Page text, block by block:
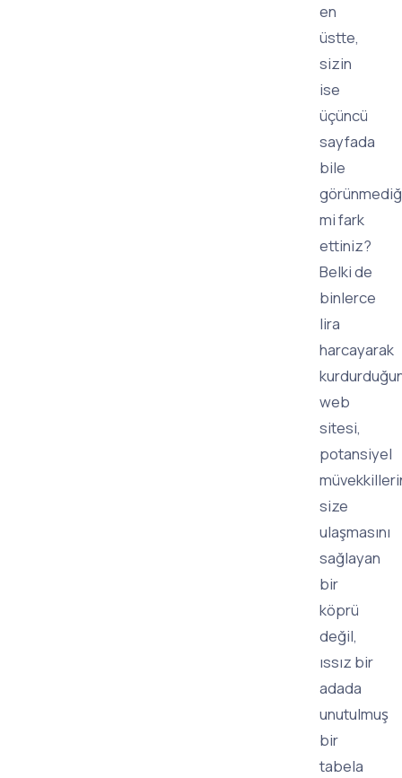
en
üstte,
sizin
ise
üçüncü
sayfada
bile
mi fark
ettiniz?
Belki de
binlerce
lira
harcayarak
web
sitesi,
potansiyel
size
ulaşmasını
sağlayan
bir
köprü
değil,
ıssız bir
adada
unutulmuş
bir
tabela